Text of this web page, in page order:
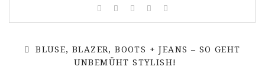
BLUSE, BLAZER, BOOTS + JEANS – SO GEHT
UNBEMÜHT STYLISH!